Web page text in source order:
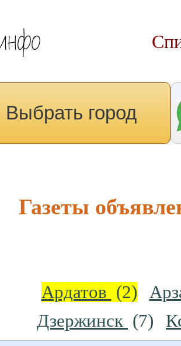
Выбрать город
Газеты
Ардатов (2)
Дзержинск (7)